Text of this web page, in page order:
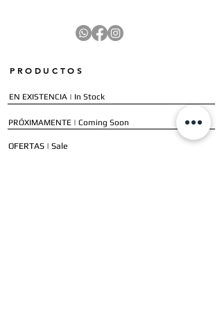
PRODUCTOS
EN EXISTENCIA | In Stock
PRÓXIMAMENTE | Coming Soon
OFERTAS | Sale